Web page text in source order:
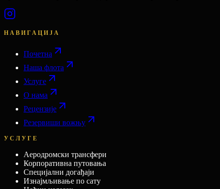
НАВИГАЦИЈА
Почетна
Наша флота
Услуге
О нама
Рецензије
Резервиши вожњу
УСЛУГЕ
Аеродромски трансфери
Корпоративна путовања
Специјални догађаји
Изнајмљивање по сату